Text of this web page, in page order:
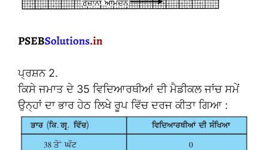
ਪ੍ਰਸ਼ਨ 2.
ਕਿਸੇ ਜਮਾਤ ਦੇ 35 ਵਿਦਿਆਰਥੀਆਂ ਦੀ ਮੈਡੀਕਲ ਜਾਂਚ ਸਮੇਂ
ਉਨ੍ਹਾਂ ਦਾ ਭਾਰ ਹੇਠ ਲਿਖੇ ਰੂਪ ਵਿੱਚ ਦਰਜ ਕੀਤਾ ਗਿਆ :